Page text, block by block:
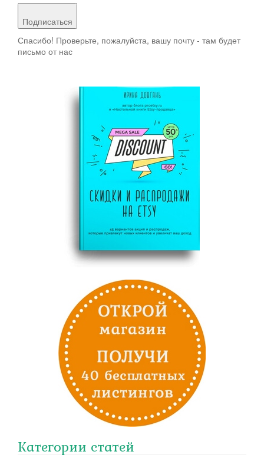
Подписаться
Спасибо! Проверьте, пожалуйста, вашу почту - там будет
письмо от нас
Категории статей